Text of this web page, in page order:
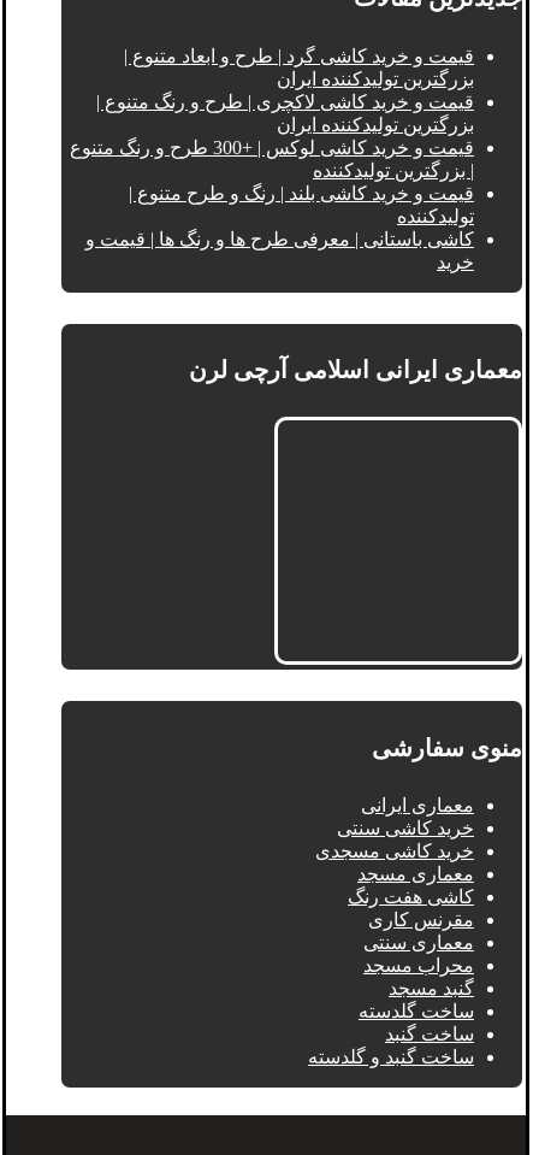
قیمت و خرید کاشی گرد | طرح و ابعاد متنوع |
بزرگترین تولیدکننده ایران
قیمت و خرید کاشی لاکچری | طرح و رنگ متنوع |
بزرگترین تولیدکننده ایران
قیمت و خرید کاشی لوکس | +300 طرح و رنگ متنوع
| بزرگترین تولیدکننده
قیمت و خرید کاشی بلند | رنگ و طرح متنوع |
تولیدکننده
کاشی باستانی | معرفی طرح ها و رنگ ها | قیمت و
خرید
معماری ایرانی اسلامی آرچی لرن
منوی سفارشی
معماری ایرانی
خرید کاشی سنتی
خرید کاشی مسجدی
معماری مسجد
کاشی هفت رنگ
مقرنس کاری
معماری سنتی
محراب مسجد
گنبد مسجد
ساخت گلدسته
ساخت گنبد
ساخت گنبد و گلدسته